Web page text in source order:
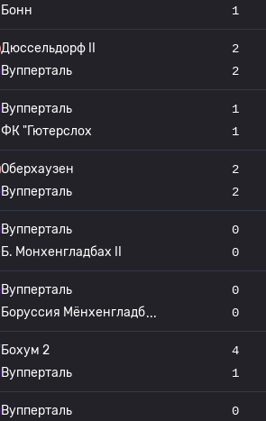
Бонн
1
Дюссельдорф II
Вупперталь
2
2
Вупперталь
ФК "Гютерслох
1
1
Оберхаузен
Вупперталь
2
2
Вупперталь
Б. Монхенгладбах II
0
0
Вупперталь
Боруссия Мёнхенгладб
0
0
Бохум 2
Вупперталь
4
1
Вупперталь
0